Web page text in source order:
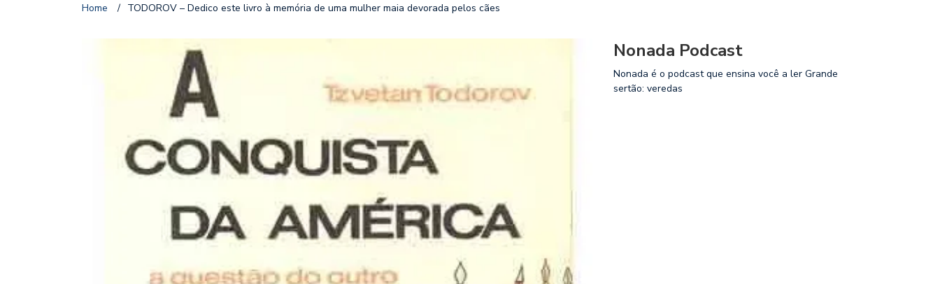
Home / TODOROV – Dedico este livro à memória de uma mulher maia devorada pelos cães
Nonada Podcast
Nonada é o podcast que ensina você a ler Grande
sertão: veredas